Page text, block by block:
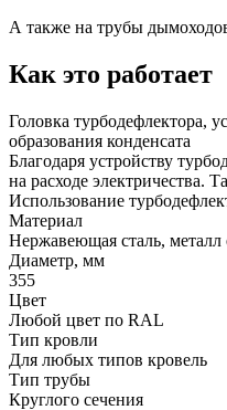
А также на трубы
Как это работает
Головка турбодефлектора,
образования конденсата
Благодаря устройству
на расходе электричества.
Использование
Материал
Нержавеющая сталь,
Диаметр, мм
355
Цвет
Любой цвет по RAL
Тип кровли
Для любых типов кровель
Тип трубы
Круглого сечения